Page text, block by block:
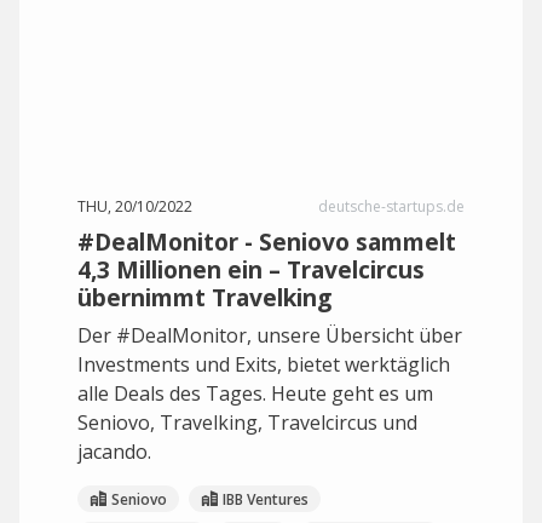
THU, 20/10/2022 deutsche-startups.de
#DealMonitor - Seniovo sammelt
4,3 Millionen ein – Travelcircus
übernimmt Travelking
Der #DealMonitor, unsere Übersicht über
Investments und Exits, bietet werktäglich
alle Deals des Tages. Heute geht es um
Seniovo, Travelking, Travelcircus und
jacando.
Seniovo
IBB Ventures